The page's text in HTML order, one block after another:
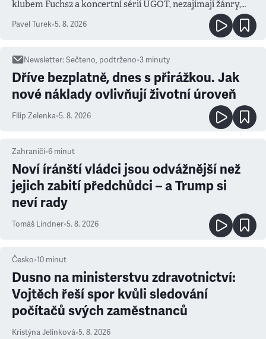
klubem Fuchs2 a koncertní sérií UGOT, nezajímají žánry,
ale atmosféra
Pavel Turek•5. 8. 2026
Newsletter:Sečteno, podtrženo•3 minuty
Dříve bezplatně, dnes s přirážkou. Jak
nové náklady ovlivňují životní úroveň
Filip Zelenka•5. 8. 2026
Zahraničí•6 minut
Noví íránští vládci jsou odvážnější než
jejich zabití předchůdci – a Trump si
neví rady
Tomáš Lindner•5. 8. 2026
Česko•10 minut
Dusno na ministerstvu zdravotnictví:
Vojtěch řeší spor kvůli sledování
počítačů svých zaměstnanců
Kristýna Jelínková•5. 8. 2026